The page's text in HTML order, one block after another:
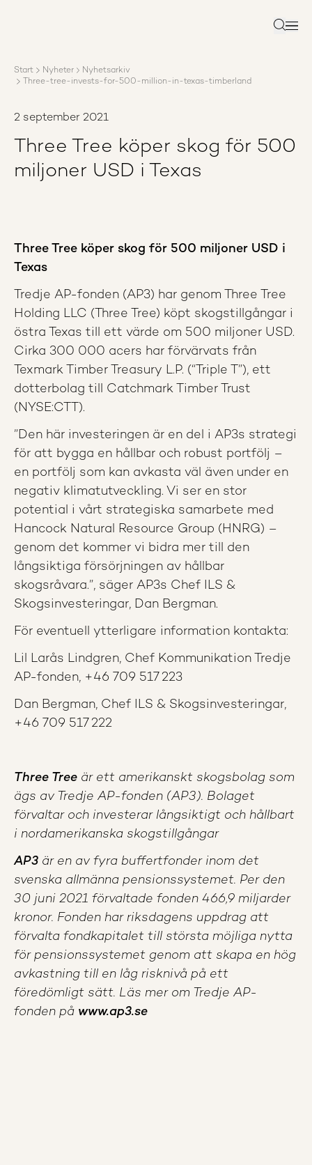
Rapporter
Sök
Start Nyheter
Nyhetsarkiv
Three-tree-invests-for-500-million-in-texas-timberland
2 september 2021
Three Tree köper skog för 500
miljoner USD i Texas
Three Tree köper skog för 500 miljoner USD i
Texas
Tredje AP-fonden (AP3) har genom Three Tree
Holding LLC (Three Tree) köpt skogstillgångar i
östra Texas till ett värde om 500 miljoner USD.
Cirka 300 000 acers har förvärvats från
Texmark Timber Treasury L.P. (“Triple T”), ett
dotterbolag till Catchmark Timber Trust
(NYSE:CTT).
”Den här investeringen är en del i AP3s strategi
för att bygga en hållbar och robust portfölj –
en portfölj som kan avkasta väl även under en
negativ klimatutveckling. Vi ser en stor
potential i vårt strategiska samarbete med
Hancock Natural Resource Group (HNRG) –
genom det kommer vi bidra mer till den
långsiktiga försörjningen av hållbar
skogsråvara.”, säger AP3s Chef ILS &
Skogsinvesteringar, Dan Bergman.
För eventuell ytterligare information kontakta:
Lil Larås Lindgren, Chef Kommunikation Tredje
AP-fonden, +46 709 517 223
Dan Bergman, Chef ILS & Skogsinvesteringar,
+46 709 517 222
Three Tree är ett amerikanskt skogsbolag som
ägs av Tredje AP-fonden (AP3). Bolaget
förvaltar och investerar långsiktigt och hållbart
i nordamerikanska skogstillgångar
AP3 är en av fyra buffertfonder inom det
svenska allmänna pensionssystemet. Per den
30 juni 2021 förvaltade fonden 466,9 miljarder
kronor. Fonden har riksdagens uppdrag att
förvalta fondkapitalet till största möjliga nytta
för pensionssystemet genom att skapa en hög
avkastning till en låg risknivå på ett
föredömligt sätt. Läs mer om Tredje AP-
fonden på www.ap3.se